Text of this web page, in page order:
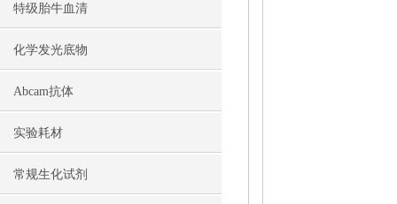
特级胎牛血清
化学发光底物
Abcam抗体
实验耗材
常规生化试剂